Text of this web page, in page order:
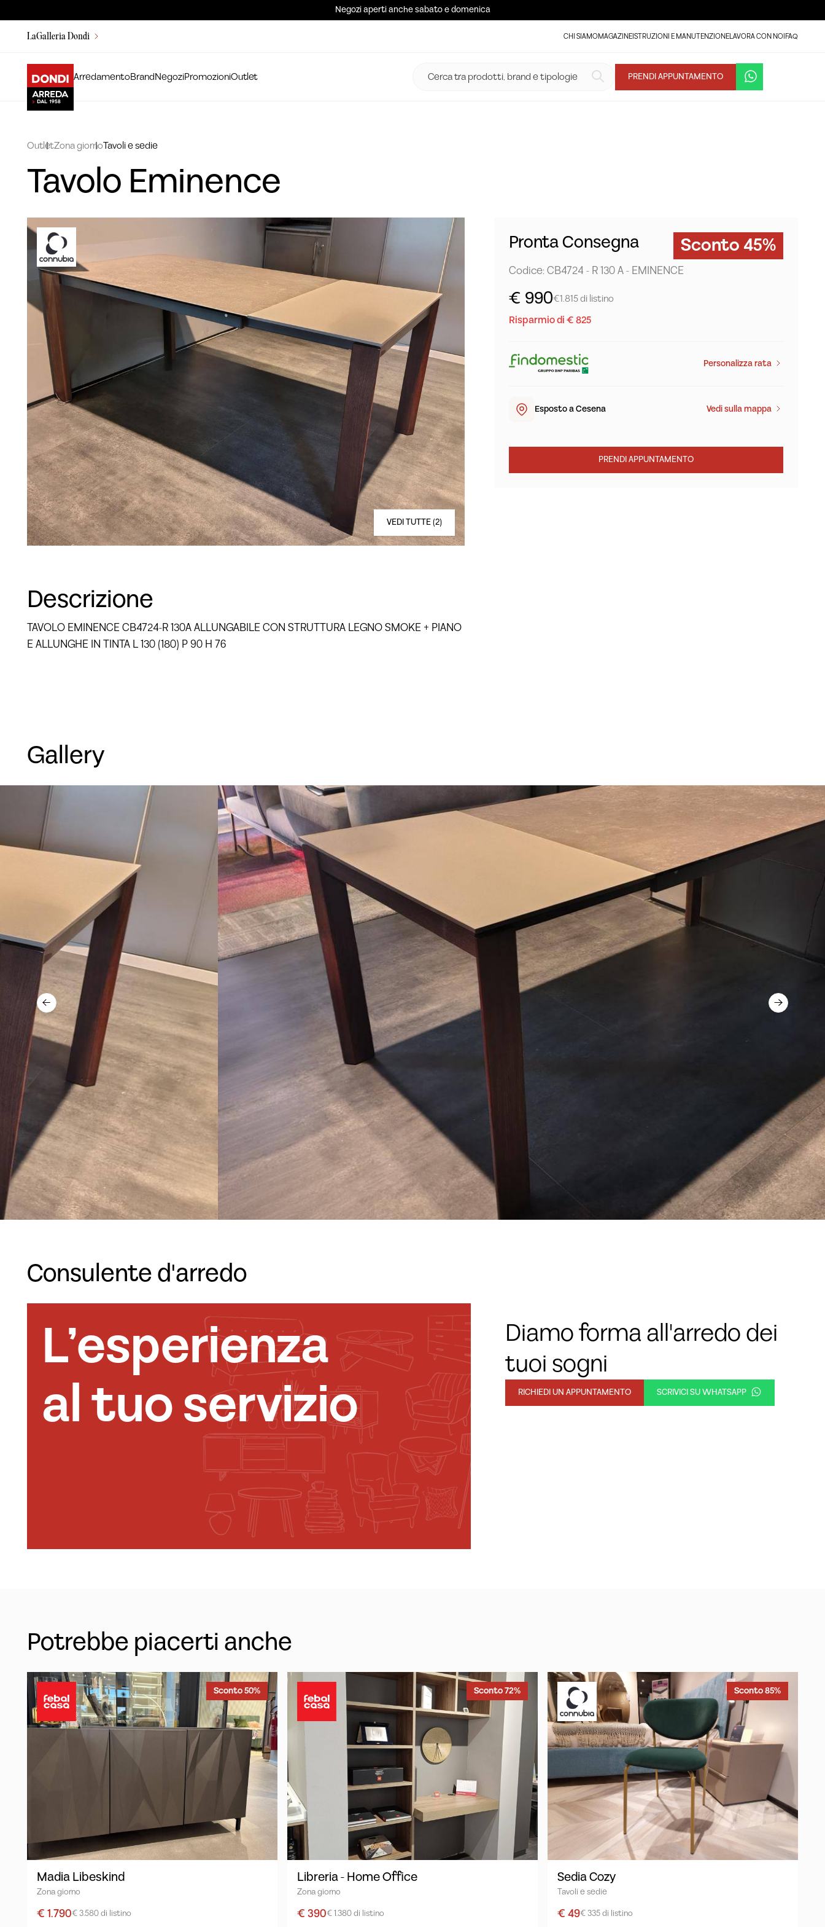
Negozi aperti anche sabato e domenica
LaGalleria Dondi CHI SIAMOMAGAZINEISTRUZIONI E MANUTENZIONELAVORA CON NOIFAQ
ArredamentoBrandNegoziPromozioniOutlet PRENDI APPUNTAMENTO
OutletZona giornoTavoli e sedie
Tavolo Eminence
VEDI TUTTE (2)
Descrizione
TAVOLO EMINENCE CB4724-R 130A ALLUNGABILE CON STRUTTURA LEGNO SMOKE + PIANO
E ALLUNGHE IN TINTA L 130 (180) P 90 H 76
Pronta Consegna Sconto 45%
Codice: CB4724 - R 130 A - EMINENCE
€ 990€1.815 di listino
Risparmio di € 825
Personalizza rata
Esposto a Cesena Vedi sulla mappa
PRENDI APPUNTAMENTO
Gallery
Consulente d'arredo
L’esperienza
al tuo servizio
Diamo forma all'arredo dei
tuoi sogni
RICHIEDI UN APPUNTAMENTO SCRIVICI SU WHATSAPP
Potrebbe piacerti anche
Sconto 50%
Madia Libeskind
Zona giorno
€ 1.790€ 3.580 di listino
Sconto 72%
Libreria - Home Office
Zona giorno
€ 390€ 1.380 di listino
Sconto 85%
Sedia Cozy
Tavoli e sedie
€ 49€ 335 di listino